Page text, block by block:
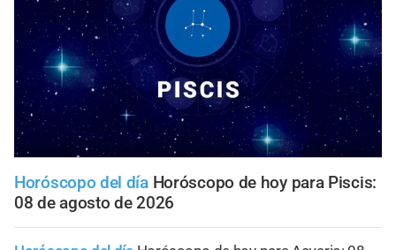
Horóscopo del día Horóscopo de hoy para Piscis:
08 de agosto de 2026